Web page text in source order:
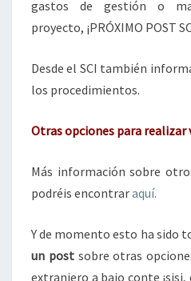
gastos de gestión o
proyecto, ¡PRÓXIMO POST
Desde el SCI también
los procedimientos.
Otras opciones para
Más información sobre
podréis encontraraquí.
Y de momento esto ha sido
un postsobre otras
extranjero a bajo conte